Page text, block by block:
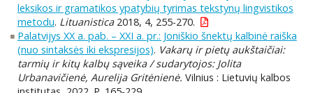
leksikos ir gramatikos ypatybių tyrimas tekstynų lingvistikos
metodu. Lituanistica2018, 4, 255-270.
Palatvijys XX a. pab. – XXI a. pr.: Joniškio šnektų kalbinė raiška
(nuo sintaksės iki ekspresijos). Vakarų ir pietų aukštaičiai:
tarmių ir kitų kalbų sąveika / sudarytojos: Jolita
Urbanavičienė, Aurelija Gritėnienė. Vilnius : Lietuvių kalbos